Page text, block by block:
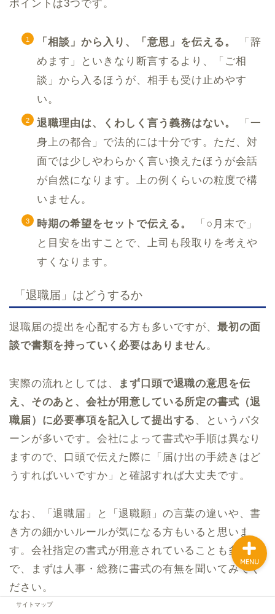
ポイントは3つです。
「相談」から入り、「意思」を伝える。
「辞
めます」といきなり断言するより、「ご相
談」から入るほうが、相手も受け止めやす
い。
退職理由は、くわしく言う義務はない。
「一
身上の都合」で法的には十分です。ただ、対
面では少しやわらかく言い換えたほうが会話
が自然になります。上の例くらいの粒度で構
いません。
時期の希望をセットで伝える。
「○月末で」
と目安を出すことで、上司も段取りを考えや
すくなります。
「退職届」はどうするか
退職届の提出を心配する方も多いですが、 最初の面
談で書類を持っていく必要はありません。
実際の流れとしては、
まず口頭で退職の意思を伝
え、そのあと、会社が用意している所定の書式（退
職届）に必要事項を記入して提出する 、というパタ
ーンが多いです。会社によって書式や手順は異なり
ますので、口頭で伝えた際に「届け出の手続きはど
うすればいいですか」と確認すれば大丈夫です。
なお、「退職届」と「退職願」の言葉の違いや、書
き方の細かいルールが気になる方もいると思いま
す。会社指定の書式が用意されていることも多いの
で、まずは人事・総務に書式の有無を聞いてみてく
ださい。
サイトマップ
MENU
ホーム
お問い合わせ
プロフィール